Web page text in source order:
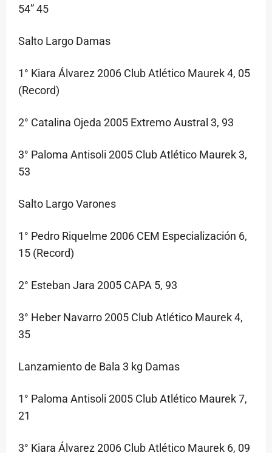
54” 45
Salto Largo Damas
1° Kiara Álvarez 2006 Club Atlético Maurek 4, 05
(Record)
2° Catalina Ojeda 2005 Extremo Austral 3, 93
3° Paloma Antisoli 2005 Club Atlético Maurek 3,
53
Salto Largo Varones
1° Pedro Riquelme 2006 CEM Especialización 6,
15 (Record)
2° Esteban Jara 2005 CAPA 5, 93
3° Heber Navarro 2005 Club Atlético Maurek 4,
35
Lanzamiento de Bala 3 kg Damas
1° Paloma Antisoli 2005 Club Atlético Maurek 7,
21
3° Kiara Álvarez 2006 Club Atlético Maurek 6, 09